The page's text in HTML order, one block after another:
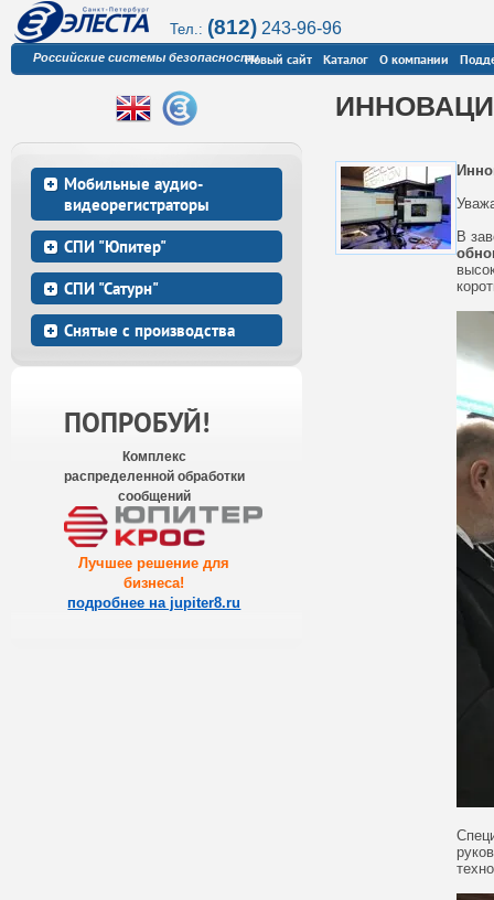
Тел.: (812) 243-96-96
Российские системы безопасностиНовый сайт Каталог О компании
В
Мобильные аудио-
видеорегистраторы
СПИ "Юпитер"
СПИ "Сатурн"
Снятые с производства
ПОПРОБУЙ!
Комплекс
распределенной обработки
сообщений
Лучшее решение для
бизнеса!
подробнее на jupiter8.ru